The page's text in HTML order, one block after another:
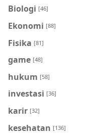
Biologi [46]
Ekonomi [88]
Fisika [81]
game [48]
hukum [58]
investasi [36]
karir [32]
kesehatan [136]